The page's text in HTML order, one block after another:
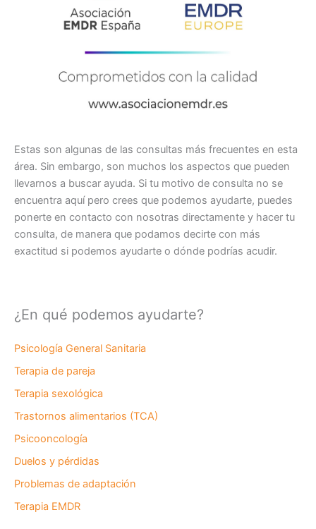
Estas son algunas de las consultas más frecuentes en esta
área. Sin embargo, son muchos los aspectos que pueden
llevarnos a buscar ayuda. Si tu motivo de consulta no se
encuentra aquí pero crees que podemos ayudarte, puedes
ponerte en contacto con nosotras directamente y hacer tu
consulta, de manera que podamos decirte con más
exactitud si podemos ayudarte o dónde podrías acudir.
¿En qué podemos ayudarte?
Psicología General Sanitaria
Terapia de pareja
Terapia sexológica
Trastornos alimentarios (TCA)
Psicooncología
Duelos y pérdidas
Problemas de adaptación
Terapia EMDR